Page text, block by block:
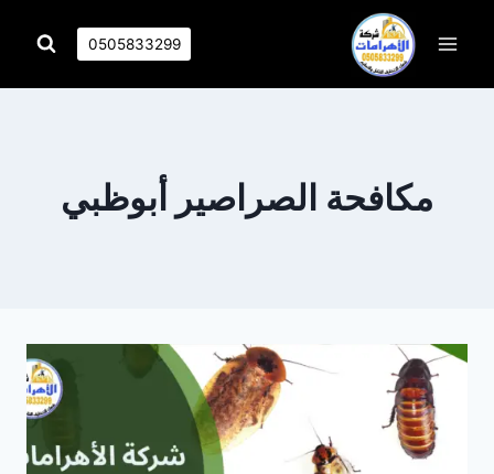
0505833299
مكافحة الصراصير أبوظبي